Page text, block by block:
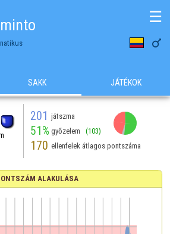

☰
SAKK JÁTÉKOK
201 játszma
51% győzelem (103)
170 ellenfelek átlagos pontszáma
ALAKULÁSA